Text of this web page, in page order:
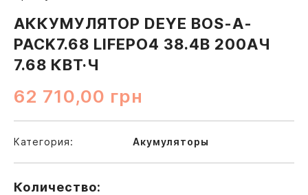
АККУМУЛЯТОР DEYE BOS-A-
PACK7.68 LIFEPO4 38.4В 200АЧ
7.68 КВТ·Ч
62 710,00 грн
Категория: Акумуляторы
Количество: